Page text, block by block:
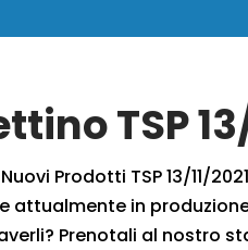
TSP
Prodotti TSP 13/11/
attualmente in
Prenotali al nostro